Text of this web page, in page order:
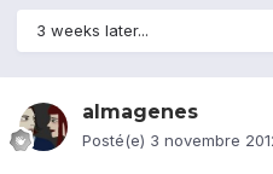
3 weeks later...
almagenes
Posté(e) 3 novembre